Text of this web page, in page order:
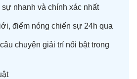
sự nhanh và chính xác nhất
, điểm nóng chiến sự 24h qua
chuyện giải trí nổi bật trong